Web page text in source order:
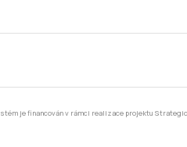
je financován v rámci realizace projektu